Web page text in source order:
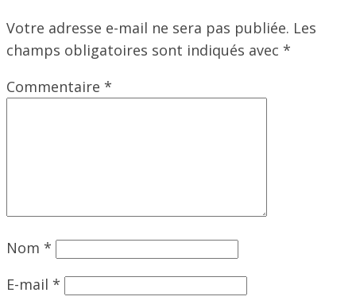
Votre adresse e-mail ne sera pas publiée. Les
champs obligatoires sont indiqués avec *
Commentaire *
Nom *
E-mail *